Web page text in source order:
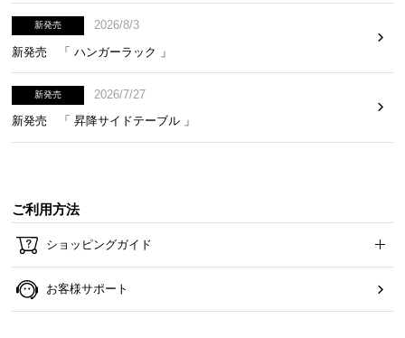
新発売
2026/8/3
新発売 「 ハンガーラック 」
新発売
2026/7/27
新発売 「 昇降サイドテーブル 」
ご利用方法
ショッピングガイド
お客様サポート